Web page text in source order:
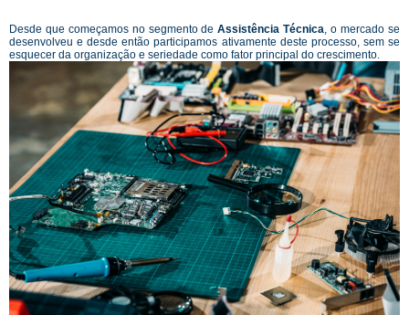
Desde que começamos no segmento deAssistência Técnica, o mercado se
desenvolveu e desde então participamos ativamente deste processo, sem se
esquecer da organização e seriedade como fator principal do crescimento.